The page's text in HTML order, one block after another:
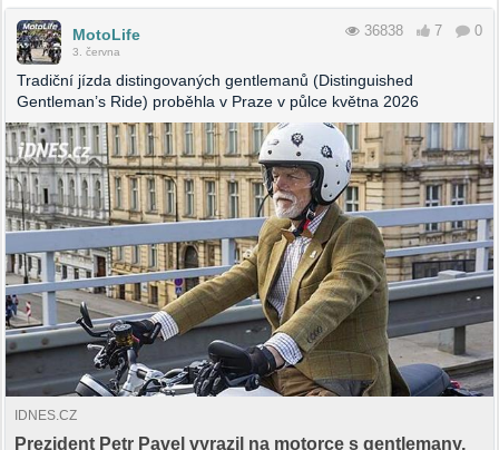
MotoLife
3. června
36838 7 0
Tradiční jízda distingovaných gentlemanů (Distinguished
Gentleman’s Ride) proběhla v Praze v půlce května 2026
IDNES.CZ
Prezident Petr Pavel vyrazil na motorce s gentlemany,